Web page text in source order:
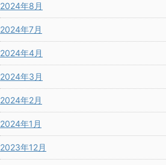
2024年8月
2024年7月
2024年4月
2024年3月
2024年2月
2024年1月
2023年12月